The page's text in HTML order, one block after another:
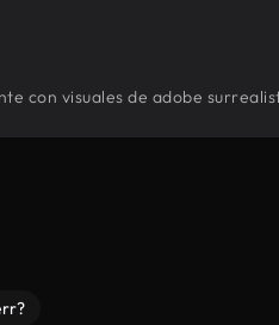
con visuales de adobe